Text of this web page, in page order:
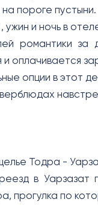
пороге пустыни.
ужин и ночь в
романтики за
и оплачивается
опции в этот
Тодра -
в Уарзазат
прогулка по